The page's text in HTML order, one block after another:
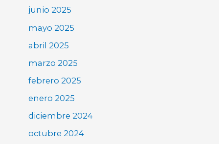
junio 2025
mayo 2025
abril 2025
marzo 2025
febrero 2025
enero 2025
diciembre 2024
octubre 2024